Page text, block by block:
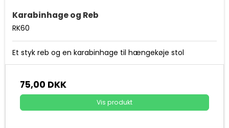
Karabinhage og Reb
RK60
Et styk reb og en karabinhage til hængekøje stol
75,00 DKK
Vis produkt